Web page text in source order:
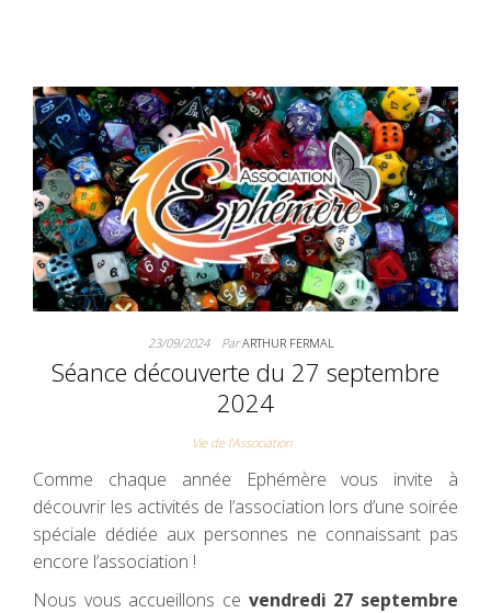
23/09/2024 ParARTHUR FERMAL
Séance découverte du 27 septembre
2024
Vie de l'Association
Comme chaque année Ephémère vous invite à
découvrir les activités de l’association lors d’une soirée
spéciale dédiée aux personnes ne connaissant pas
encore l’association !
Nous vous accueillons ce vendredi 27 septembre